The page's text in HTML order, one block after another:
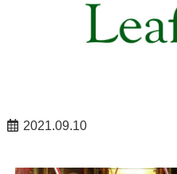
2021.09.10